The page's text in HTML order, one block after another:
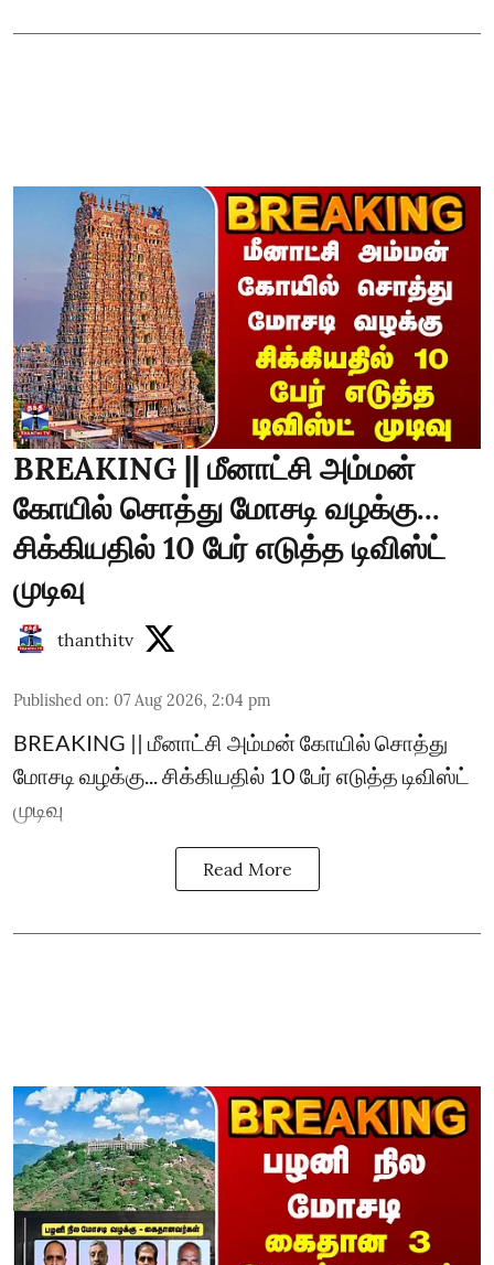
BREAKING || மீனாட்சி அம்மன்
கோயில் சொத்து மோசடி வழக்கு...
சிக்கியதில் 10 பேர் எடுத்த டிவிஸ்ட்
முடிவு
thanthitv
Published on: 07 Aug 2026, 2:04 pm
BREAKING || மீனாட்சி அம்மன் கோயில் சொத்து
மோசடி வழக்கு... சிக்கியதில் 10 பேர் எடுத்த டிவிஸ்ட்
முடிவு
Read More